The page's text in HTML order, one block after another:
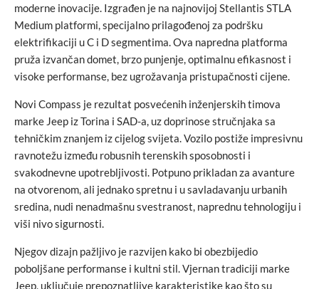
moderne inovacije. Izgrađen je na najnovijoj Stellantis STLA
Medium platformi, specijalno prilagođenoj za podršku
elektrifikaciji u C i D segmentima. Ova napredna platforma
pruža izvančan domet, brzo punjenje, optimalnu efikasnost i
visoke performanse, bez ugrožavanja pristupačnosti cijene.
Novi Compass je rezultat posvećenih inženjerskih timova
marke Jeep iz Torina i SAD-a, uz doprinose stručnjaka sa
tehničkim znanjem iz cijelog svijeta. Vozilo postiže impresivnu
ravnotežu između robusnih terenskih sposobnosti i
svakodnevne upotrebljivosti. Potpuno prikladan za avanture
na otvorenom, ali jednako spretnu i u savladavanju urbanih
sredina, nudi nenadmašnu svestranost, naprednu tehnologiju i
viši nivo sigurnosti.
Njegov dizajn pažljivo je razvijen kako bi obezbijedio
poboljšane performanse i kultni stil. Vjernan tradiciji marke
Jeep, uključuje prepoznatljive karakteristike kao što su